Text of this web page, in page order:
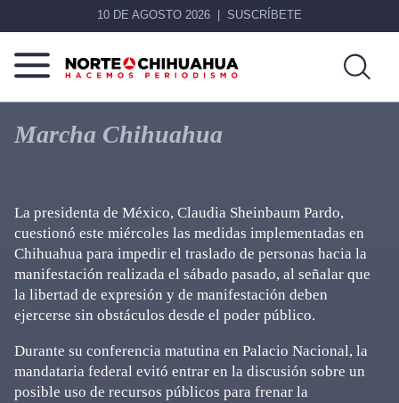
10 DE AGOSTO 2026 SUSCRÍBETE
Norte
De
Chihuahua
Más
que
noticias,
Marcha Chihuahua
La presidenta de México, Claudia Sheinbaum Pardo,
cuestionó este miércoles las medidas implementadas en
Chihuahua para impedir el traslado de personas hacia la
manifestación realizada el sábado pasado, al señalar que
la libertad de expresión y de manifestación deben
ejercerse sin obstáculos desde el poder público.
Durante su conferencia matutina en Palacio Nacional, la
mandataria federal evitó entrar en la discusión sobre un
posible uso de recursos públicos para frenar la